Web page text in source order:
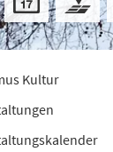
Kultur